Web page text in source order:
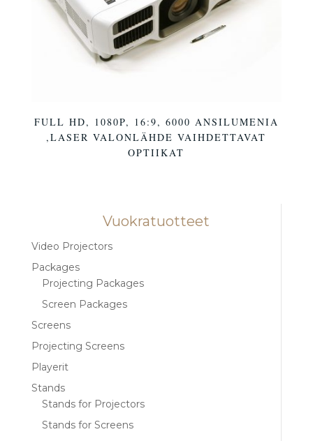
FULL HD, 1080P, 16:9, 6000 ANSILUMENIA
,LASER VALONLÄHDE VAIHDETTAVAT
OPTIIKAT
Vuokratuotteet
Video Projectors
Packages
Projecting Packages
Screen Packages
Screens
Projecting Screens
Playerit
Stands
Stands for Projectors
Stands for Screens